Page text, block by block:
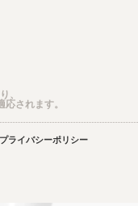
、
応されます。
プライバシーポリシー